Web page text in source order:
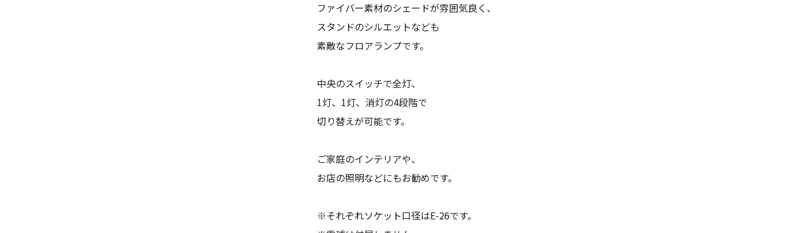
ファイバー素材のシェードが雰囲気良く、
スタンドのシルエットなども
素敵なフロアランプです。
中央のスイッチで全灯、
1灯、1灯、消灯の4段階で
切り替えが可能です。
ご家庭のインテリアや、
お店の照明などにもお勧めです。
※それぞれソケット口径はE-26です。